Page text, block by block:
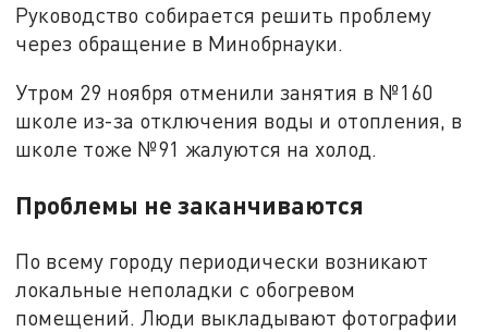
Руководство собирается решить проблему
через обращение в Минобрнауки.
Утром 29 ноября отменили занятия в №160
школе из-за отключения воды и отопления, в
школе тоже №91 жалуются на холод.
Проблемы не заканчиваются
По всему городу периодически возникают
локальные неполадки с обогревом
помещений. Люди выкладывают фотографии